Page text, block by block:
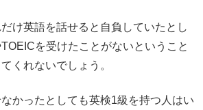
け英語を話せると自負していたとし
を受けたことがないということ
くれないでしょう。
かったとしても英検1級を持つ人はい